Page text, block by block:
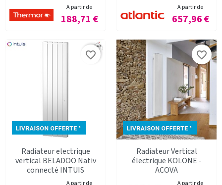
A partir de
Prix
188,71 €
A partir de
Prix
657,96 €
Radiateur electrique
vertical BELADOO Nativ
connecté INTUIS
A partir de
favorite_border
Radiateur Vertical
électrique KOLONE -
ACOVA
A partir de
favorite_border